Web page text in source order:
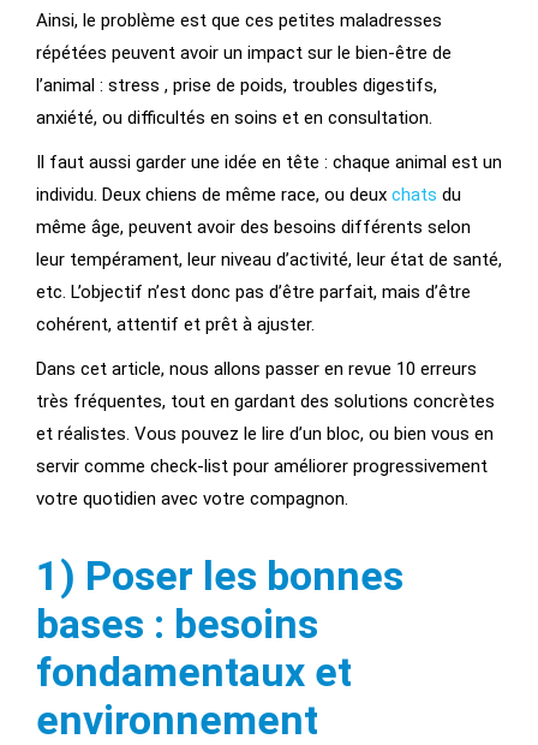
Ainsi, le problème est que ces petites maladresses
répétées peuvent avoir un impact sur le bien-être de
l’animal : stress , prise de poids, troubles digestifs,
anxiété, ou difficultés en soins et en consultation.
Il faut aussi garder une idée en tête : chaque animal est un
individu. Deux chiens de même race, ou deux chats du
même âge, peuvent avoir des besoins différents selon
leur tempérament, leur niveau d’activité, leur état de santé,
etc. L’objectif n’est donc pas d’être parfait, mais d’être
cohérent, attentif et prêt à ajuster.
Dans cet article, nous allons passer en revue 10 erreurs
très fréquentes, tout en gardant des solutions concrètes
et réalistes. Vous pouvez le lire d’un bloc, ou bien vous en
servir comme check-list pour améliorer progressivement
votre quotidien avec votre compagnon.
1) Poser les bonnes
bases : besoins
fondamentaux et
environnement